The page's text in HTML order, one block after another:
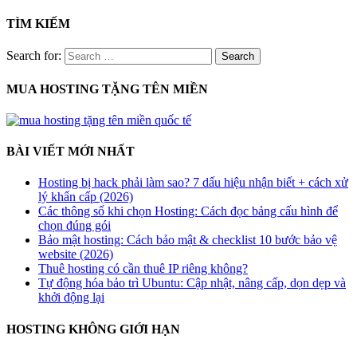
TÌM KIẾM
Search for:
MUA HOSTING TẶNG TÊN MIỀN
BÀI VIẾT MỚI NHẤT
Hosting bị hack phải làm sao? 7 dấu hiệu nhận biết + cách xử
lý khẩn cấp (2026)
Các thông số khi chọn Hosting: Cách đọc bảng cấu hình để
chọn đúng gói
Bảo mật hosting: Cách bảo mật & checklist 10 bước bảo vệ
website (2026)
Thuê hosting có cần thuê IP riêng không?
Tự động hóa bảo trì Ubuntu: Cập nhật, nâng cấp, dọn dẹp và
khởi động lại
HOSTING KHÔNG GIỚI HẠN